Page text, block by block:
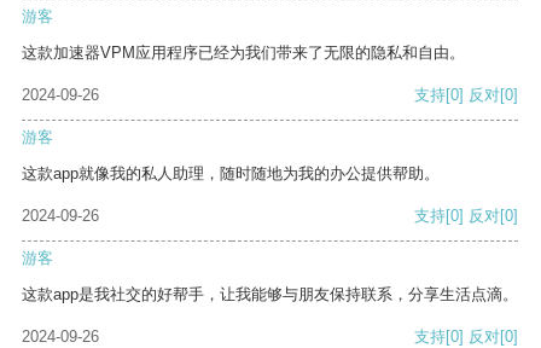
游客
这款加速器VPM应用程序已经为我们带来了无限的隐私和自由。
2024-09-26 支持[0] 反对[0]
游客
这款app就像我的私人助理，随时随地为我的办公提供帮助。
2024-09-26 支持[0] 反对[0]
游客
这款app是我社交的好帮手，让我能够与朋友保持联系，分享生活点滴。
2024-09-26 支持[0] 反对[0]